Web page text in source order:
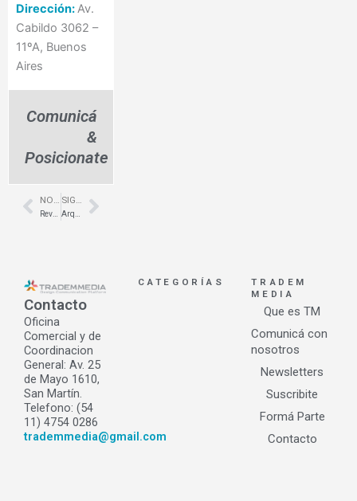
Dirección:Av.
Cabildo 3062 –
11ºA, Buenos
Aires
Comunicá
&
Posicionate
Prev
NOTA ANTERIOR SIGUIENTE NOTA Next
Contacto
Oficina
Comercial y de
Coordinacion
General: Av. 25
de Mayo 1610,
San Martín.
Telefono: (54
11) 4754 0286
trademmedia@gmail.com
CATEGORÍAS
TRADEM
MEDIA
Que es TM
Comunicá con
nosotros
Newsletters
Suscribite
Formá Parte
Contacto